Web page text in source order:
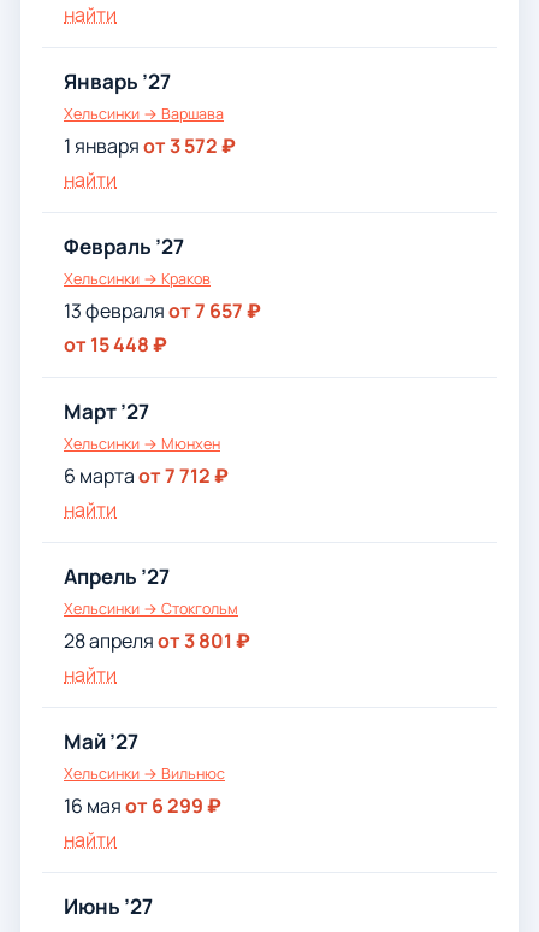
найти
Январь ’27
Хельсинки → Варшава
1 январяот 3 572 ₽
найти
Февраль ’27
Хельсинки → Краков
13 февраляот 7 657 ₽
от 15 448 ₽
Март ’27
Хельсинки → Мюнхен
6 мартаот 7 712 ₽
найти
Апрель ’27
Хельсинки → Стокгольм
28 апреляот 3 801 ₽
найти
Май ’27
Хельсинки → Вильнюс
16 маяот 6 299 ₽
найти
Июнь ’27